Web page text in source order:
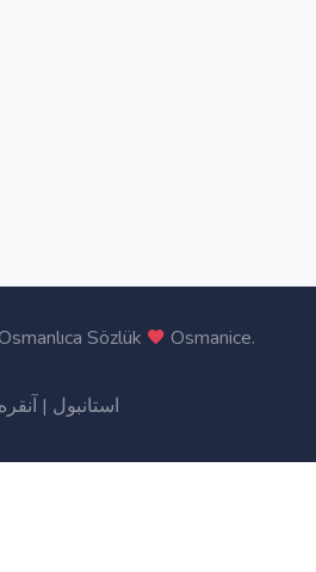
Sözlük Osmanice.
استانبول | آنقره